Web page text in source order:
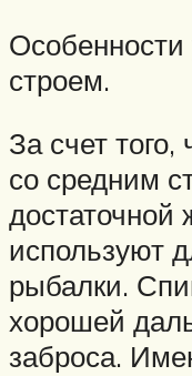
строем.
За счет того,
со средним
достаточной
используют
рыбалки.
хорошей
заброса.